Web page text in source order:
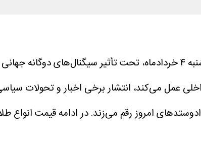
به نقل از اقتصادآنلاین، بازار طلا و سکه در معاملات امروز دوشنبه ۴
عمل می‌کند، انتشار برخی اخبار و تحولات سیاسی
امروز رقم می‌زند.در ادامه قیمت انواع